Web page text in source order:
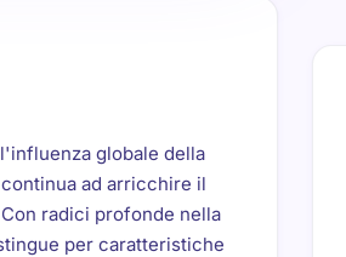
globale della
ad arricchire il
radici profonde nella
per caratteristiche